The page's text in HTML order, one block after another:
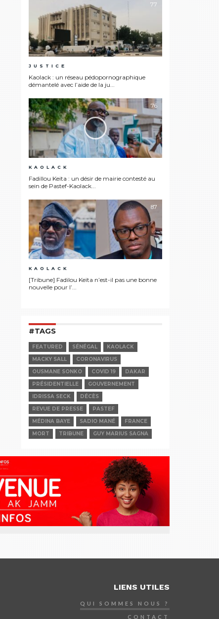
77
JUSTICE
Kaolack : un réseau pédopornographique
démantelé avec l’aide de la ju...
76
KAOLACK
Fadillou Keita : un désir de mairie contesté au
sein de Pastef-Kaolack...
87
KAOLACK
[Tribune] Fadilou Keïta n’est-il pas une bonne
nouvelle pour l’...
#TAGS
FEATURED SÉNÉGAL
KAOLACK
MACKY SALL
CORONAVIRUS
OUSMANE SONKO
COVID 19
DAKAR
PRÉSIDENTIELLE
GOUVERNEMENT
IDRISSA SECK
DÉCÈS
REVUE DE PRESSE
PASTEF
MÉDINA BAYE
SADIO MANÉ
FRANCE
MORT
TRIBUNE GUY MARIUS SAGNA
LIENS UTILES
QUI SOMMES NOUS ?
CONTACT